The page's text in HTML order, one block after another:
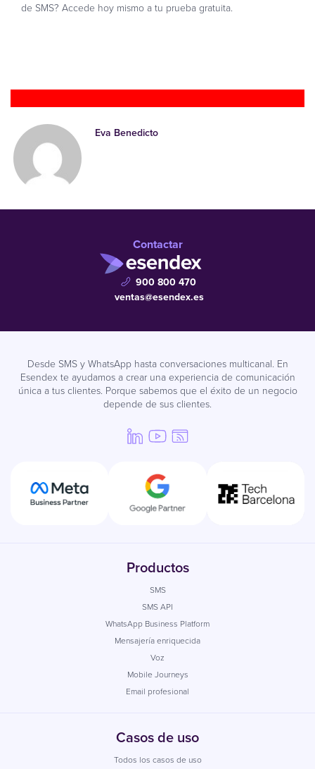
de SMS? Accede hoy mismo a tu prueba gratuita.
Eva Benedicto
Contactar
900 800 470
ventas@esendex.es
Desde SMS y WhatsApp hasta conversaciones multicanal. En
Esendex te ayudamos a crear una experiencia de comunicación
única a tus clientes. Porque sabemos que el éxito de un negocio
depende de sus clientes.
Productos
SMS
SMS API
WhatsApp Business Platform
Mensajería enriquecida
Voz
Mobile Journeys
Email profesional
Casos de uso
Todos los casos de uso